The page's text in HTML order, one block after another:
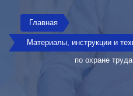
Главная
Материалы, инструкции и
по охране